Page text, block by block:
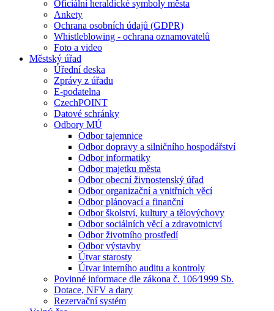
Oficiální heraldické symboly města
Ankety
Ochrana osobních údajů (GDPR)
Whistleblowing - ochrana oznamovatelů
Foto a video
Městský úřad
Úřední deska
Zprávy z úřadu
E-podatelna
CzechPOINT
Datové schránky
Odbory MÚ
Odbor tajemnice
Odbor dopravy a silničního hospodářství
Odbor informatiky
Odbor majetku města
Odbor obecní živnostenský úřad
Odbor organizační a vnitřních věcí
Odbor plánovací a finanční
Odbor školství, kultury a tělovýchovy
Odbor sociálních věcí a zdravotnictví
Odbor životního prostředí
Odbor výstavby
Útvar starosty
Útvar interního auditu a kontroly
Povinné informace dle zákona č. 106⁄1999 Sb.
Dotace, NFV a dary
Rezervační systém